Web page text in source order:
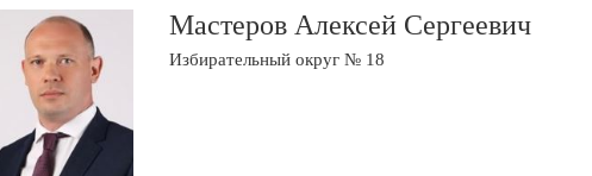
Мастеров Алексей Сергеевич
Избирательный округ № 18